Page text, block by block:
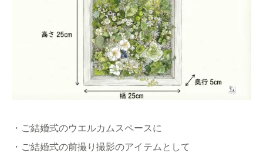
・ご結婚式のウエルカムスペースに
・ご結婚式の前撮り撮影のアイテムとして